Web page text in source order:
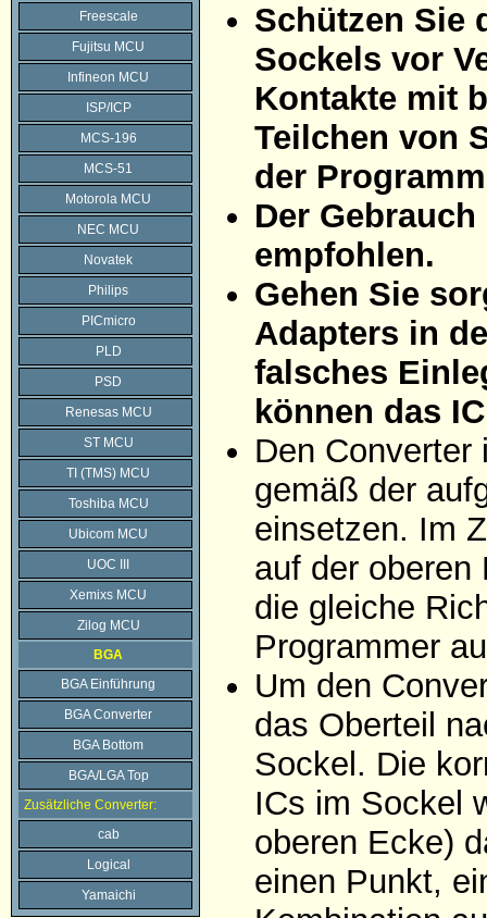
Freescale
Fujitsu MCU
Infineon MCU
ISP/ICP
MCS-196
MCS-51
Motorola MCU
NEC MCU
Novatek
Philips
PICmicro
PLD
PSD
Renesas MCU
ST MCU
TI (TMS) MCU
Toshiba MCU
Ubicom MCU
UOC III
Xemixs MCU
Zilog MCU
BGA
BGA Einführung
BGA Converter
BGA Bottom
BGA/LGA Top
Zusätzliche Converter:
cab
Logical
Yamaichi
Schützen Sie
Sockels vor
Kontakte mit
Teilchen von
der
Der
empfohlen.
Gehen Sie
Adapters in
falsches
können das
Den
gemäß der
einsetzen. Im
auf der
die gleiche
Programmer
Um den
das Oberteil
Sockel. Die
ICs im Sockel
oberen Ecke)
einen Punkt,